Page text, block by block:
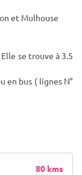
et Mulhouse
se trouve à 3.5
en bus ( lignes N°
80 kms